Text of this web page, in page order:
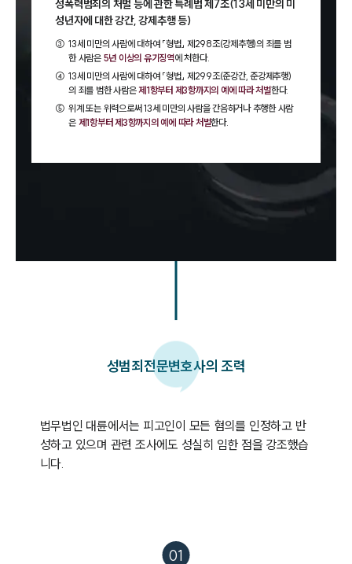
성폭력범죄의 처벌 등에 관한 특례법 제7조(13세 미만의 미
성년자에 대한 강간, 강제추행 등)
③ 13세 미만의 사람에 대하여 「형법」 제298조(강제추행)의 죄를 범
한 사람은 5년 이상의 유기징역에 처한다.
④ 13세 미만의 사람에 대하여 「형법」 제299조(준강간, 준강제추행)
의 죄를 범한 사람은제1항부터 제3항까지의 예에 따라 처벌한다.
⑤ 위계 또는 위력으로써 13세 미만의 사람을 간음하거나 추행한 사람
은 제1항부터 제3항까지의 예에 따라 처벌한다.
성범죄전문변호사의 조력
법무법인 대륜에서는 피고인이 모든 혐의를 인정하고 반
성하고 있으며 관련 조사에도 성실히 임한 점을 강조했습
니다.